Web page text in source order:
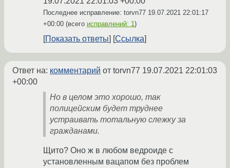
Последнее исправление: torvn77 19.07.2021 22:01:17
+00:00 (всего исправлений: 1)
Показать ответы Ссылка
Ответ на: комментарий от torvn77 19.07.2021 22:01:03
+00:00
Но в целом это хорошо, так
полицейским будет труднее
устраивать тотальную слежку за
гражданами.
Щито? Оно ж в любом ведроиде с
установленным вацапом без проблем